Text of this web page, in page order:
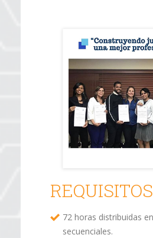
REQUISITOS
72 horas distribuidas
secuenciales.